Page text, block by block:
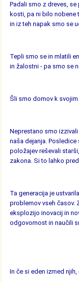
Padali smo z dreves,
kosti, pa ni bilo nobene
in iz teh napak smo se
Tepli smo se in mlatili
in žalostni - pa smo se
Šli smo domov k
Neprestano smo
naša dejanja.
položajev reševali
zakona. Si to lahko
Ta generacija je
problemov vseh časov.
eksplozijo inovacij in
odgovornost in naučili
In če si eden izmed